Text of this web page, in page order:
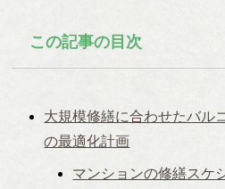
この記事の目次
大規模修繕に合わせたバル
の最適化計画
マンションの修繕スケ